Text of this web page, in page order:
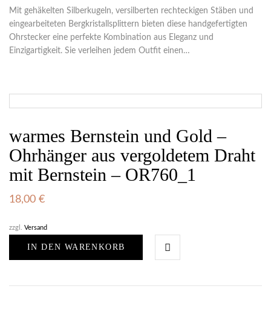
Mit gehäkelten Silberkugeln, versilberten rechteckigen Stäben und
eingearbeiteten Bergkristallsplittern bieten diese handgefertigten
Ohrstecker eine perfekte Kombination aus Eleganz und
Einzigartigkeit. Sie verleihen jedem Outfit einen…
warmes Bernstein und Gold –
Ohrhänger aus vergoldetem Draht
mit Bernstein – OR760_1
18,00 €
zzgl. Versand
IN DEN WARENKORB